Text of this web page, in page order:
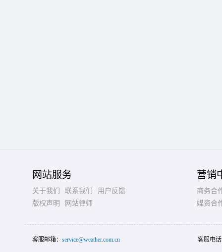
网站服务
关于我们 联系我们
用户反馈
版权声明
网站律师
营销
商务合
媒资合
客服邮箱： service@weather.com.cn 客服电